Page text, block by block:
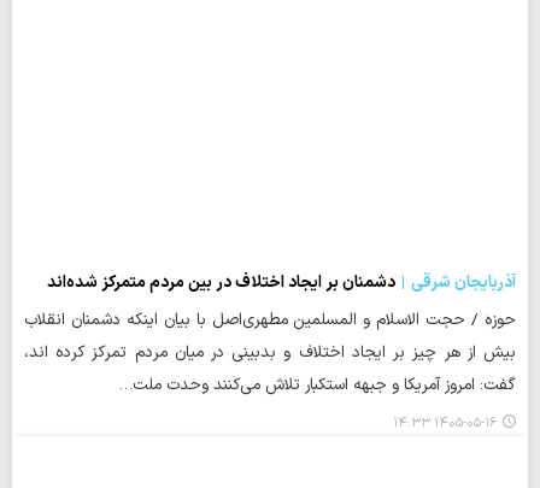
آذربایجان شرقی
دشمنان بر ایجاد اختلاف در بین مردم متمرکز شده‌اند
حوزه / حجت الاسلام و المسلمین مطهری‌اصل با بیان اینکه دشمنان انقلاب
بیش از هر چیز بر ایجاد اختلاف و بدبینی در میان مردم تمرکز کرده اند،
گفت: امروز آمریکا و جبهه استکبار تلاش می‌کنند وحدت ملت…
۱۴۰۵-۰۵-۱۶ ۱۴:۳۳